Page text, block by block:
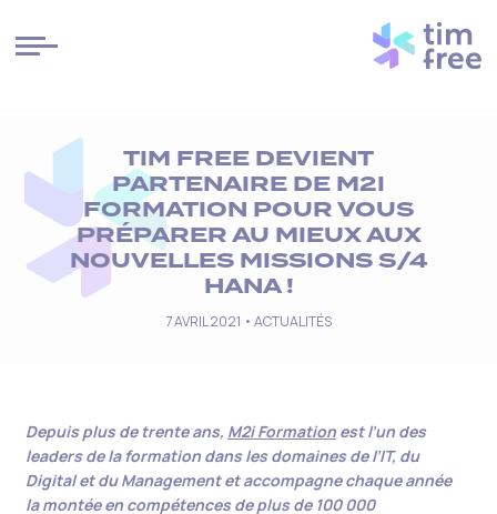
TIM FREE DEVIENT
PARTENAIRE DE M2I
FORMATION POUR VOUS
PRÉPARER AU MIEUX AUX
NOUVELLES MISSIONS S/4
HANA !
7 AVRIL 2021 • ACTUALITÉS
Depuis plus de trente ans, M2i Formationest l’un des
leaders de la formation dans les domaines de l’IT, du
Digital et du Management et accompagne chaque année
la montée en compétences de plus de 100 000